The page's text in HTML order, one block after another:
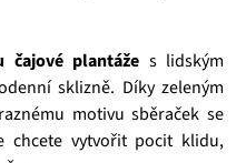
čajové plantáže s lidským
sklizně. Díky zeleným
motivu sběraček se
vytvořit pocit klidu,